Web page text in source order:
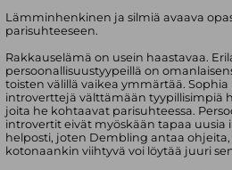
Lämminhenkinen ja silmiä avaava
parisuhteeseen.
Rakkauselämä on usein haastavaa.
persoonallisuustyypeillä on
toisten välillä vaikea ymmärtää.
introverttejä välttämään tyypillisimpiä
joita he kohtaavat parisuhteessa.
introvertit eivät myöskään tapaa uusia
helposti, joten Dembling antaa
kotonaankin viihtyvä voi löytää juuri